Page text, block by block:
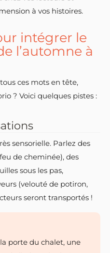
à vos histoires.
intégrer le
l’automne à
ces mots en tête,
? Voici quelques pistes :
sensorielle. Parlez des
de cheminée), des
sous les pas,
(velouté de potiron,
seront transportés !
porte du chalet, une